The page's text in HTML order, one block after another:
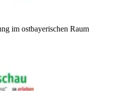
im ostbayerischen Raum